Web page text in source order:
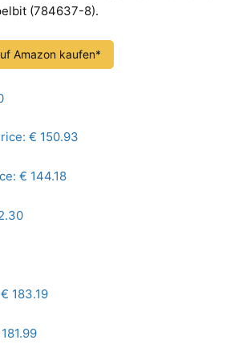
(784637-8).
Amazon kaufen*
€ 150.93
€ 144.18
183.19